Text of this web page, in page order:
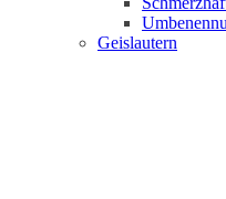
Geislautern